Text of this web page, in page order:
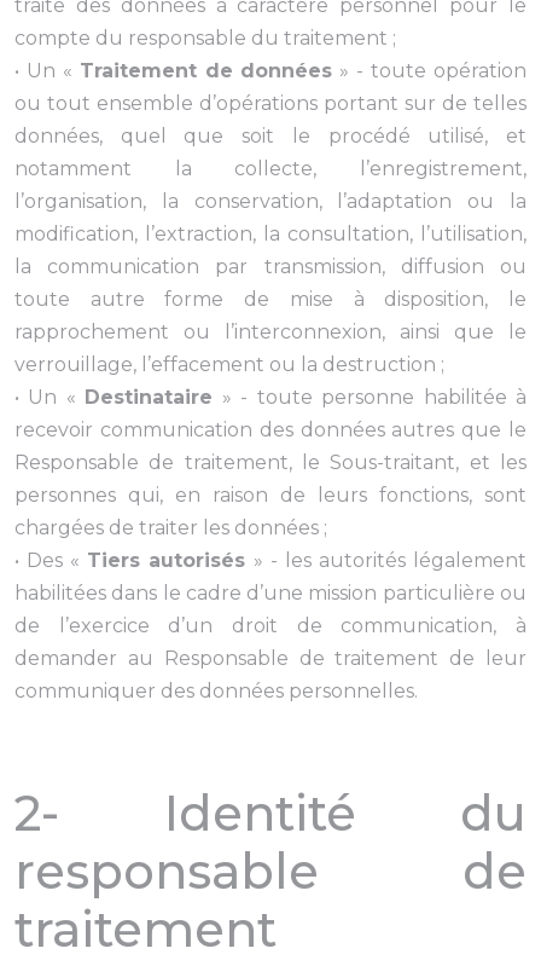
traite des données à caractère personnel pour le
compte du responsable du traitement ;
• Un « Traitement de données » - toute opération
ou tout ensemble d’opérations portant sur de telles
données, quel que soit le procédé utilisé, et
notamment la collecte, l’enregistrement,
l’organisation, la conservation, l’adaptation ou la
modification, l’extraction, la consultation, l’utilisation,
la communication par transmission, diffusion ou
toute autre forme de mise à disposition, le
rapprochement ou l’interconnexion, ainsi que le
verrouillage, l’effacement ou la destruction ;
• Un « Destinataire » - toute personne habilitée à
recevoir communication des données autres que le
Responsable de traitement, le Sous-traitant, et les
personnes qui, en raison de leurs fonctions, sont
chargées de traiter les données ;
• Des « Tiers autorisés » - les autorités légalement
habilitées dans le cadre d’une mission particulière ou
de l’exercice d’un droit de communication, à
demander au Responsable de traitement de leur
communiquer des données personnelles.
2- Identité du
responsable de
traitement